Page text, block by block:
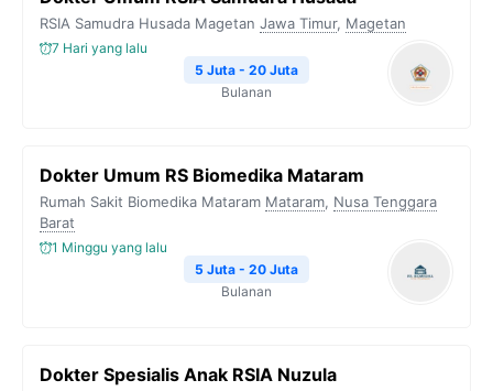
RSIA Samudra Husada Magetan Jawa Timur, Magetan
7 Hari yang lalu
5 Juta - 20 Juta
Bulanan
Dokter Umum RS Biomedika Mataram
Rumah Sakit Biomedika Mataram Mataram, Nusa Tenggara
Barat
1 Minggu yang lalu
5 Juta - 20 Juta
Bulanan
Dokter Spesialis Anak RSIA Nuzula